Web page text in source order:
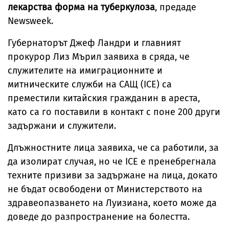
лекарства форма на туберкулоза, предаде
Newsweek.
Губернаторът Джеф Ландри и главният
прокурор Лиз Мърил заявиха в сряда, че
служителите на имиграционните и
митническите служби на САЩ (ICE) са
преместили китайския гражданин в ареста,
като са го поставили в контакт с поне 200 други
задържани и служители.
Длъжностните лица заявиха, че са работили, за
да изолират случая, но че ICE е пренебрегнала
техните призиви за задържане на лица, докато
не бъдат освободени от Министерството на
здравеопазването на Луизиана, което може да
доведе до разпространение на болестта.